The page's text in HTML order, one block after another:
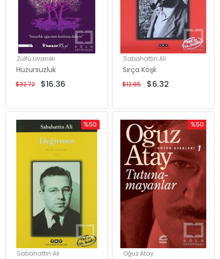
Zülfü Livaneli
Huzursuzluk
$16.36
$32.72
Sabahattin Ali
Sırça Köşk
$6.32
$12.65
Sabahattin Ali
%50
İndirim
Oğuz Atay
%50